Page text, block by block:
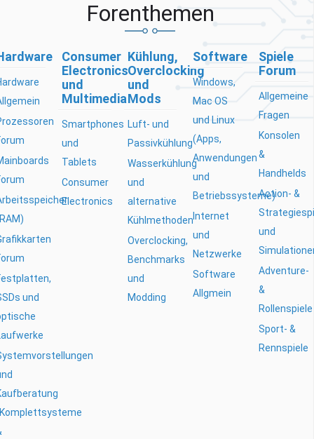
Forenthemen
und
Consumer
Electronics
und
Multimedia
Smartphones
und
Tablets
Consumer
Electronics
Kühlung,
Overclocking
und
Mods
Luft- und
Passivkühlung
Wasserkühlung
und
alternative
Kühlmethoden
Overclocking,
Benchmarks
und
Modding
Software
Windows,
Mac OS
und Linux
(Apps,
Anwendungen
und
Betriebssysteme)
Internet
und
Netzwerke
Software
Allgmein
Spiele
Forum
Allgemeine
Fragen
Konsolen
&
Handhelds
Action- &
und
Adventure-
&
Rollenspiele
Sport- &
Rennspiele